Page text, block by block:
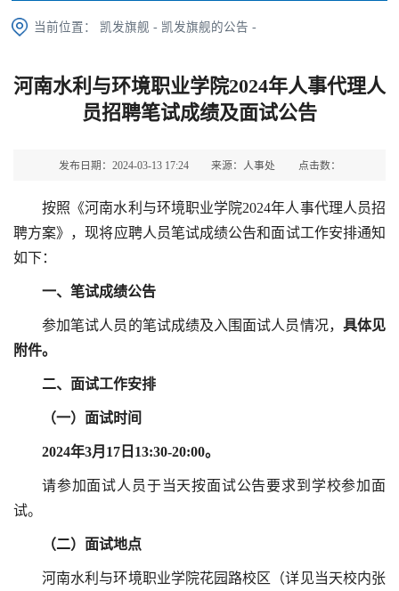
当前位置： 凯发旗舰 - 凯发旗舰的公告 -
河南水利与环境职业学院2024年人事代理人
员招聘笔试成绩及面试公告
发布日期：2024-03-13 17:24 来源：人事处 点击数：
按照《河南水利与环境职业学院2024年人事代理人员招
聘方案》，现将应聘人员笔试成绩公告和面试工作安排通知
如下：
一、 笔试成绩公告
参加笔试人员的笔试成绩及入围面试人员情况， 具体见
附件。
二、面试工作安排
（一）面试时间
2024年3月 17 日 13:30-20:00。
请参加面试人员于当天按面试公告要求到学校参加面
试。
（二） 面试地点
河南水利与环境职业学院花园路校区（详见当天校内张